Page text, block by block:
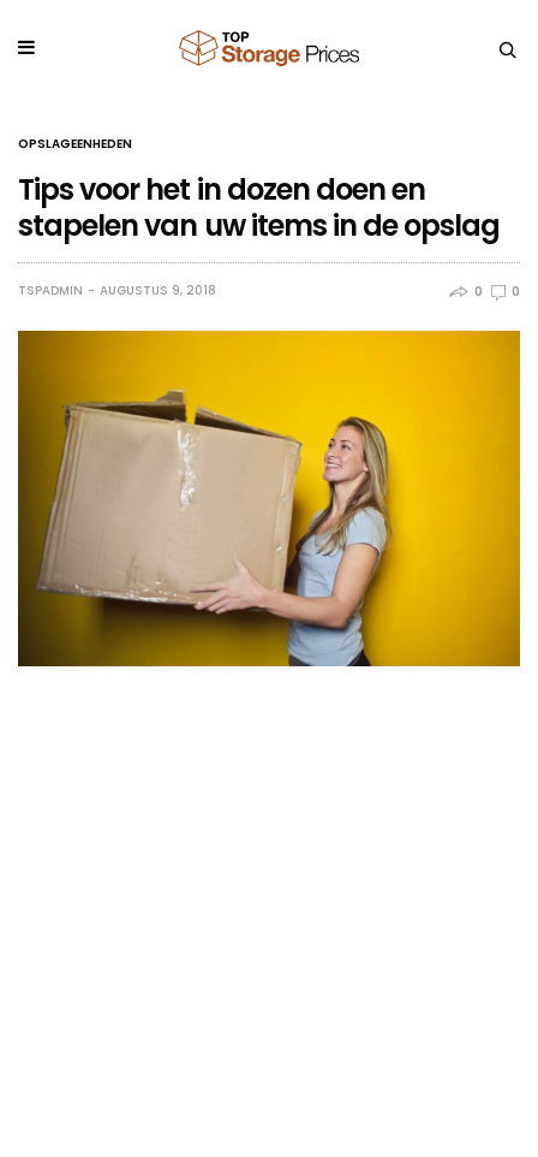
OPSLAGEENHEDEN
Tips voor het in dozen doen en
stapelen van uw items in de opslag
TSPADMIN AUGUSTUS 9, 2018 0 0